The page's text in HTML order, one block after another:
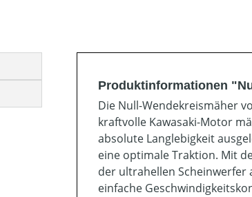
Produktinformationen
Die Null-Wendekreismäher
kraftvolle Kawasaki-Motor
absolute Langlebigkeit
eine optimale Traktion. Mit
der ultrahellen Scheinwerfer
einfache